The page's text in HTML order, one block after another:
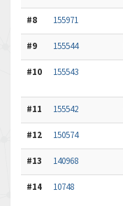
#8 155971
#9 155544
#10 155543
#11 155542
#12 150574
#13 140968
#14 10748